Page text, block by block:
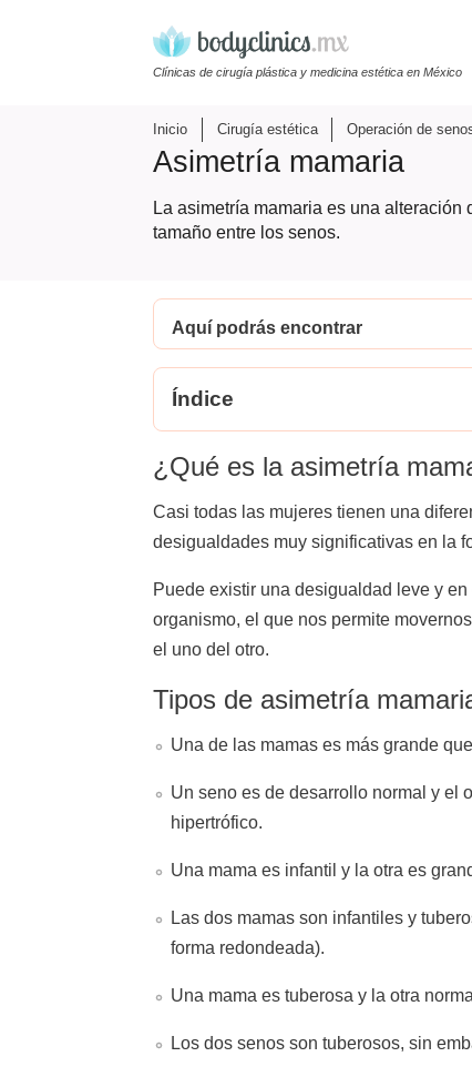
Clínicas de cirugía plástica y medicina estética en México
Inicio Cirugía estética Operación de
Asimetría mamaria
La asimetría mamaria es una
tamaño entre los senos.
Aquí podrás encontrar
Índice
¿Qué es la asimetría
Casi todas las mujeres tienen una
desigualdades muy significativas en la
Puede existir una desigualdad leve y
organismo, el que nos permite
el uno del otro.
Tipos de asimetría
Una de las mamas es más grande
Un seno es de desarrollo normal y el
hipertrófico.
Una mama es infantil y la otra es
Las dos mamas son infantiles y
forma redondeada).
Una mama es tuberosa y la otra
Los dos senos son tuberosos, sin